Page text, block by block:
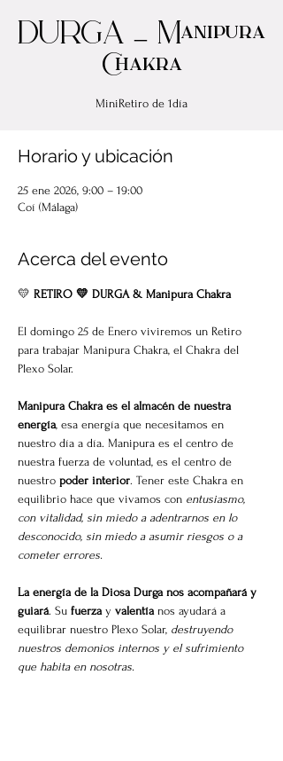
DURGA _ Manipura
Chakra
MiniRetiro de 1día
Horario y ubicación
25 ene 2026, 9:00 – 19:00
Coí (Málaga)
Acerca del evento
💛 RETIRO 💛 DURGA & Manipura Chakra
El domingo 25 de Enero viviremos un Retiro
para trabajar Manipura Chakra, el Chakra del
Plexo Solar.
Manipura Chakra es el almacén de nuestra
energía, esa energía que necesitamos en
nuestro día a día. Manipura es el centro de
nuestra fuerza de voluntad, es el centro de
nuestro poder interior. Tener este Chakra en
equilibrio hace que vivamos con entusiasmo,
con vitalidad, sin miedo a adentrarnos en lo
desconocido, sin miedo a asumir riesgos o a
cometer errores.
La energía de la Diosa Durga nos acompañará y
guiará. Su fuerza y valentía nos ayudará a
equilibrar nuestro Plexo Solar, destruyendo
nuestros demonios internos y el sufrimiento
que habita en nosotras.